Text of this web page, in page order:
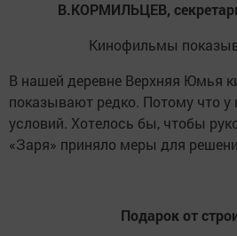
В.КОРМИЛЬЦЕВ,
Кинофильмы
В нашей деревне Верхняя Юмья
показывают редко. Потому что у
условий. Хотелось бы, чтобы
«Заря» приняло меры для
Подарок от